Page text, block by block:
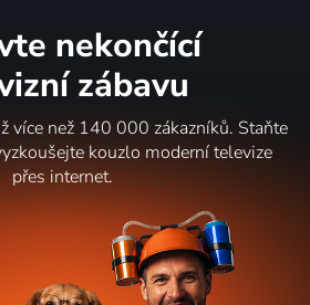
nekončící
zábavu
více než 140 000 zákazníků. Staňte
kouzlo moderní televize
přes internet.